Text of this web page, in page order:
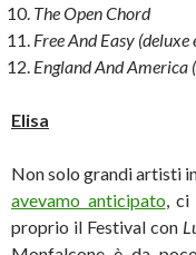
The Open Chord
Free And Easy (deluxe
England And America
Elisa
Non solo grandi artisti
avevamo anticipato, ci
proprio il Festival con